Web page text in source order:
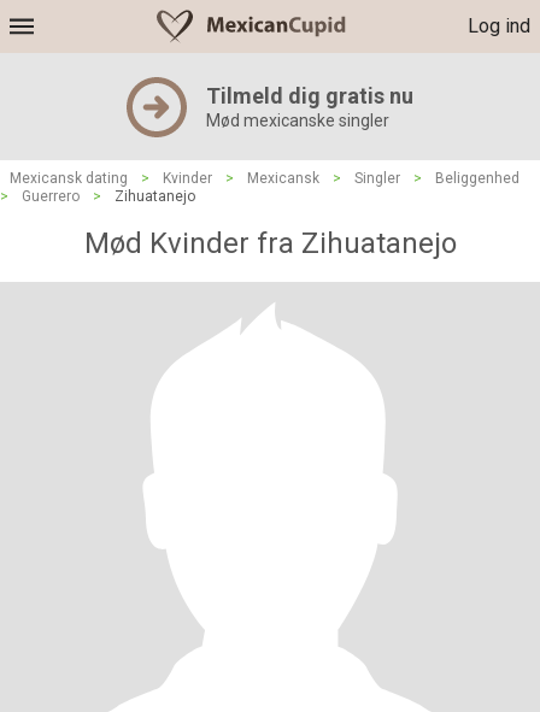
Log ind
Tilmeld dig gratis nu
Mød mexicanske singler
Mexicansk dating > Kvinder > Mexicansk > Singler >
Beliggenhed
>
Guerrero > Zihuatanejo
Mød Kvinder fra Zihuatanejo